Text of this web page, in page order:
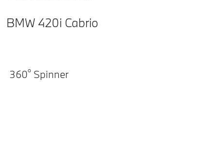
BMW 420i Cabrio
360o Spinner